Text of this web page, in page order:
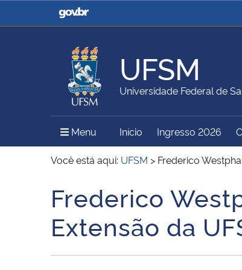
Casa Civil
Ministério da
Ministério da Agricultura,
Pecuária e Abastecimento
Ministério da
Ministério do Meio Ambiente Ministério do
Secretaria de Governo
Gabinete de
Institucional
UFSM
Universidade Federal de
Menu Menu Principal do Sítio
Início Ingresso 2026
Você está aqui: UFSM > Frederico
Início do conteúdo
Frederico
Extensão da